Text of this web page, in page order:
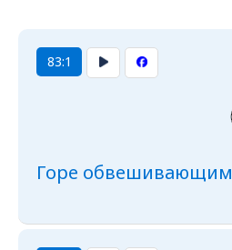
83:1
Горе обвешивающим